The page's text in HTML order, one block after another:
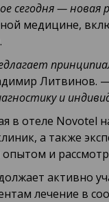
сегодня —
медицине,
Литвинов.
и
в отеле Novotel
а также
и
активно
лечение в